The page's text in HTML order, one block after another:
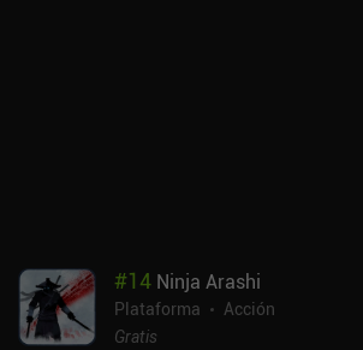
#14 Ninja Arashi
Plataforma
Acción
Gratis